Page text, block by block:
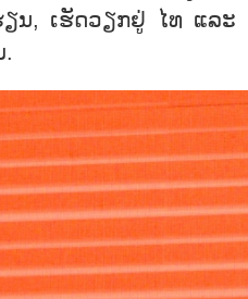
ຽນ, ເຮັດ​ວຽກ​ຢູ່​ ໄທ ແລະ
.